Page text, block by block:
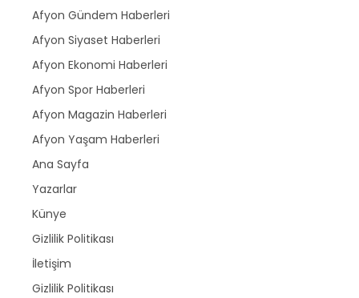
Afyon Gündem Haberleri
Afyon Siyaset Haberleri
Afyon Ekonomi Haberleri
Afyon Spor Haberleri
Afyon Magazin Haberleri
Afyon Yaşam Haberleri
Ana Sayfa
Yazarlar
Künye
Gizlilik Politikası
İletişim
Gizlilik Politikası